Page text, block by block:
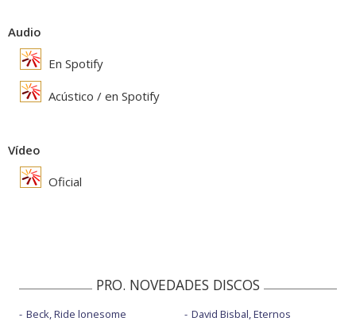
Audio
En Spotify
Acústico / en Spotify
Vídeo
Oficial
PRO. NOVEDADES DISCOS
Beck, Ride lonesome
David Bisbal, Eternos